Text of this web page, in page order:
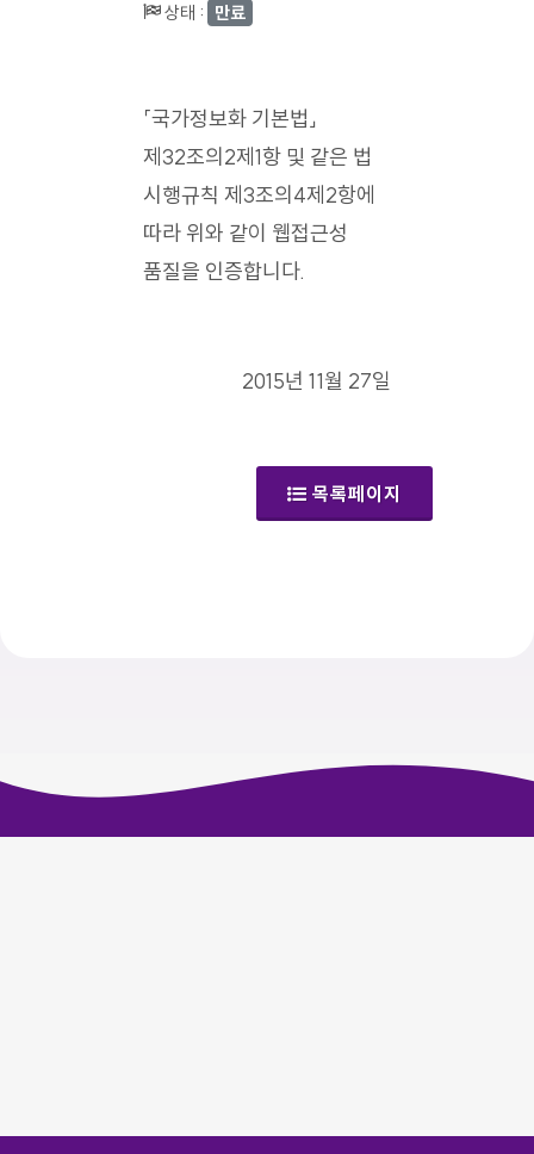
상태 : 만료
「국가정보화 기본법」
제32조의2제1항 및 같은 법
시행규칙 제3조의4제2항에
따라 위와 같이 웹접근성
품질을 인증합니다.
2015년 11월 27일
목록페이지